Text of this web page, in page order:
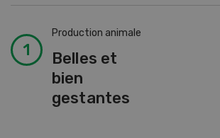
Production animale
Belles et
bien
gestantes